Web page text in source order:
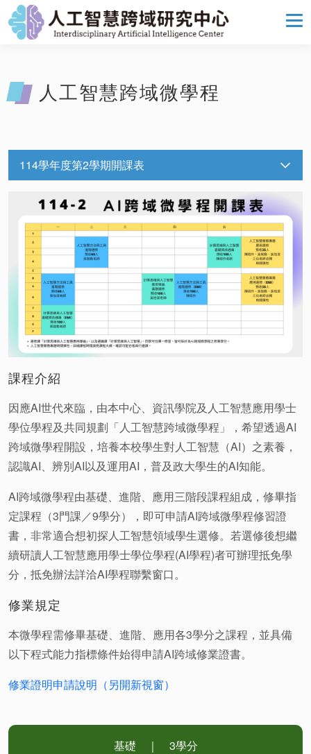
人工智慧跨域微學程
114學年度第2學期開課表
課程介紹
因應AI世代來臨，由本中心、資訊學院及人工智慧應用學士
學位學程及共同規劃「人工智慧跨域微學程」，希望透過AI
跨域微學程開設，培養本校學生對人工智慧（AI）之素養，
認識AI、辨別AI以及運用AI，普及政大學生的AI知能。
AI跨域微學程由基礎、進階、應用三階段課程組成，修畢指
定課程（3門課／9學分），即可申請AI跨域微學程修習證
書，非常適合想初探人工智慧領域學生選修。若選修後想繼
續研讀人工智慧應用學士學位學程(AI學程)者可辦理抵免學
分，抵免辦法詳洽AI學程聯繫窗口。
修業規定
本微學程需修畢基礎、進階、應用各3學分之課程，並具備
以下程式能力指標條件始得申請AI跨域修業證書。
修業證明申請說明（另開新視窗）
基礎 ｜ 3學分